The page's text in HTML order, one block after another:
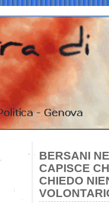
BERSANI
CAPISCE
CHIEDO